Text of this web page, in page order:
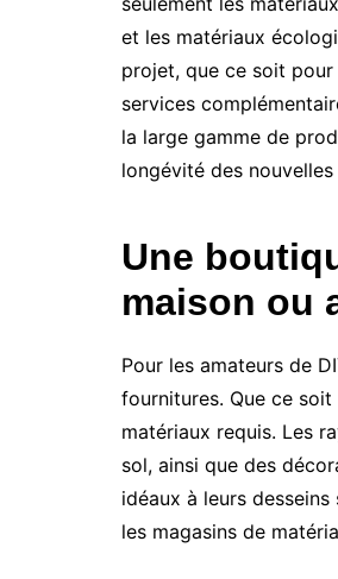
et les matériaux
projet, que ce soit
services
la large gamme de
longévité des
Une
maison ou
Pour les amateurs de
fournitures. Que ce
matériaux requis. Les
sol, ainsi que des
idéaux à leurs
les magasins de